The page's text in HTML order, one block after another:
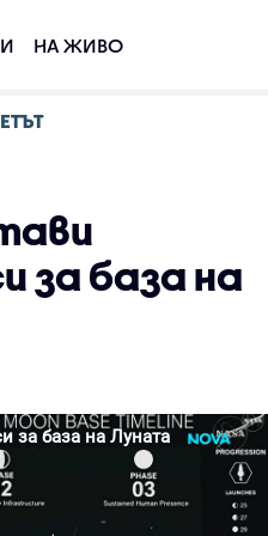
НА ЖИВО
за база на